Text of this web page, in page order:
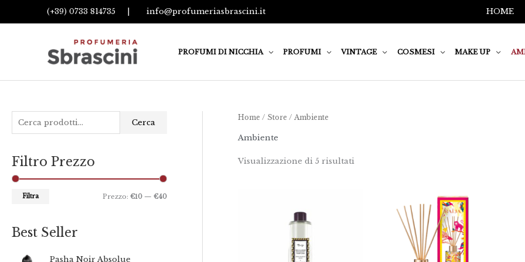
(+39) 0733 814735 info@profumeriasbrascini.it HOME
PROFUMI DI NICCHIA PROFUMI VINTAGE COSMESI MAKE UP
e
c
a
Cerca
Filtro Prezzo
z
o
z
o
Filtra Prezzo: €10 — €40
Best Seller
Pasha Noir Absolue
F
Home / Store / Ambiente
Ambiente
Visualizzazione di 5 risultati